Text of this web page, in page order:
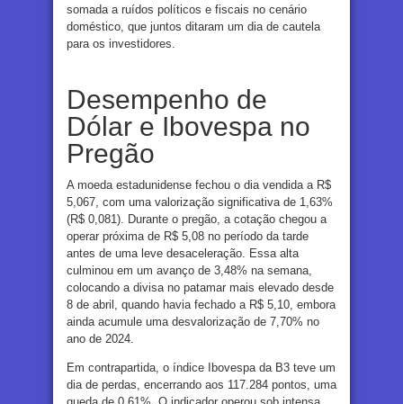
somada a ruídos políticos e fiscais no cenário
doméstico, que juntos ditaram um dia de cautela
para os investidores.
Desempenho de
Dólar e Ibovespa no
Pregão
A moeda estadunidense fechou o dia vendida a R$
5,067, com uma valorização significativa de 1,63%
(R$ 0,081). Durante o pregão, a cotação chegou a
operar próxima de R$ 5,08 no período da tarde
antes de uma leve desaceleração. Essa alta
culminou em um avanço de 3,48% na semana,
colocando a divisa no patamar mais elevado desde
8 de abril, quando havia fechado a R$ 5,10, embora
ainda acumule uma desvalorização de 7,70% no
ano de 2024.
Em contrapartida, o índice Ibovespa da B3 teve um
dia de perdas, encerrando aos 117.284 pontos, uma